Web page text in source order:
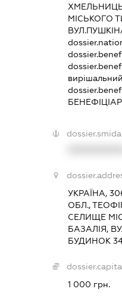
МІСЬКОГО
УКРАЇНА,
ОБЛ.,
СЕЛИЩЕ
БАЗАЛІЯ,
БУДИНОК
1 000 грн.